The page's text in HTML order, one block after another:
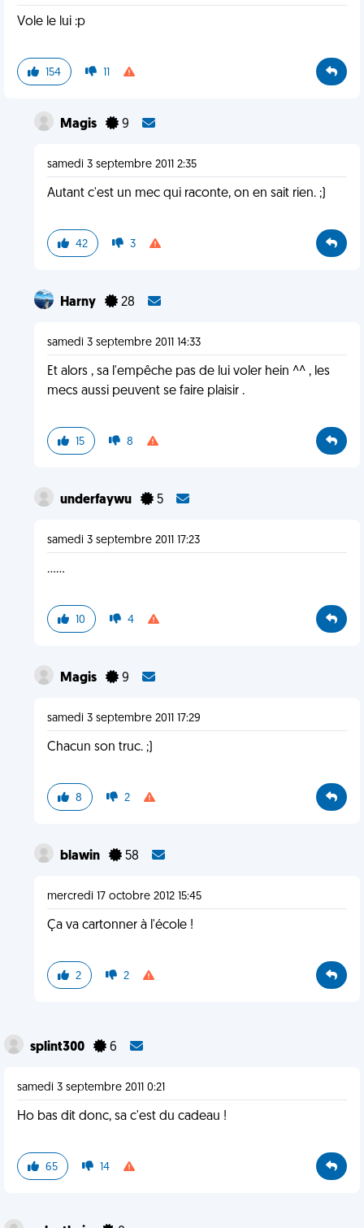
Vole le lui :p
154 11
Magis 9
samedi 3 septembre 2011 2:35
Autant c'est un mec qui raconte, on en sait rien. ;)
42 3
Harny 28
samedi 3 septembre 2011 14:33
Et alors , sa l'empêche pas de lui voler hein ^^ , les
mecs aussi peuvent se faire plaisir .
15 8
underfaywu 5
samedi 3 septembre 2011 17:23
......
10 4
Magis 9
samedi 3 septembre 2011 17:29
Chacun son truc. ;)
8 2
blawin 58
mercredi 17 octobre 2012 15:45
Ça va cartonner à l'école !
2 2
splint300 6
samedi 3 septembre 2011 0:21
Ho bas dit donc, sa c'est du cadeau !
65 14